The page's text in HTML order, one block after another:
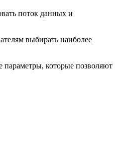
поток данных и
выбирать наиболее
параметры, которые позволяют